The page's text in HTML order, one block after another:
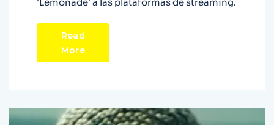
'Lemonade' a las plataformas de streaming.
Read
More